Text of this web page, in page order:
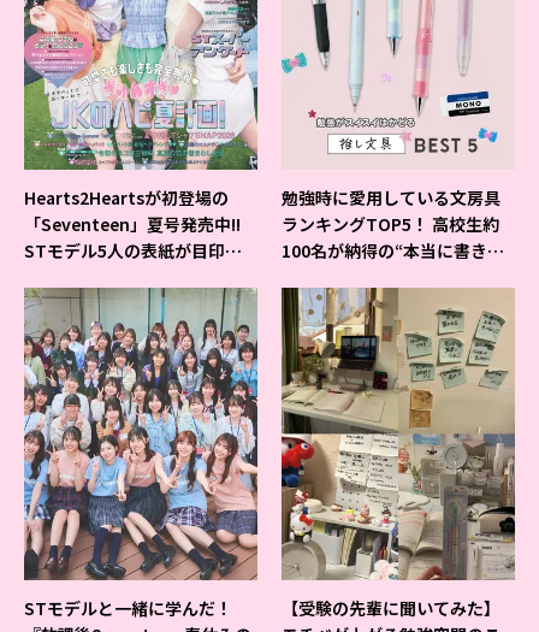
Hearts2Heartsが初登場の
「Seventeen」夏号発売中!!
STモデル5人の表紙が目印だ
勉強時に愛用している文房具
ランキングTOP5！ 高校生約
100名が納得の“本当に書きや
STモデルと一緒に学んだ！
【受験の先輩に聞いてみた】